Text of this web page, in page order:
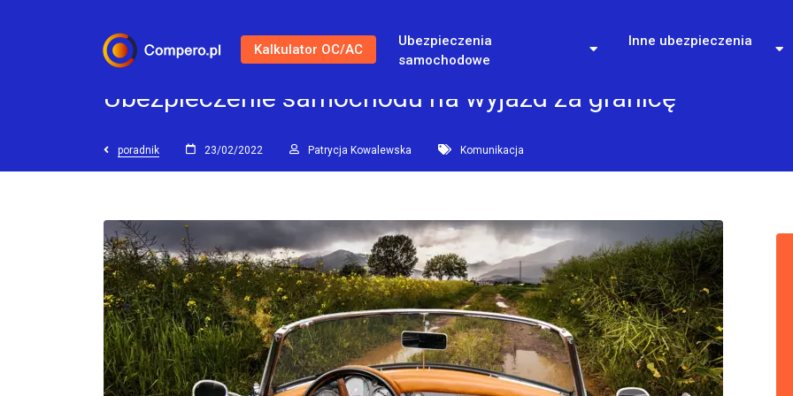
Kalkulator OC/AC
Ubezpieczenia
samochodowe
Inne ubezpieczenia
Ubezpieczenie samochodu na wyjazd za granicę
poradnik 23/02/2022 Patrycja Kowalewska Komunikacja